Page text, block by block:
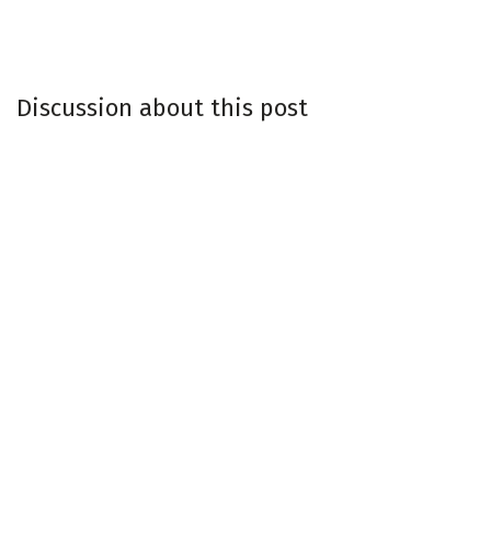
Discussion about this post